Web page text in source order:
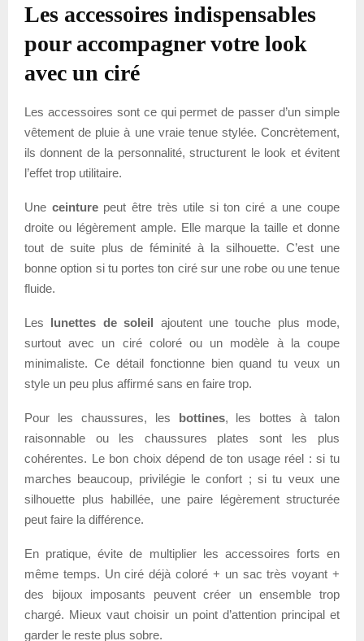
Les accessoires indispensables
pour accompagner votre look
avec un ciré
Les accessoires sont ce qui permet de passer d’un simple
vêtement de pluie à une vraie tenue stylée. Concrètement,
ils donnent de la personnalité, structurent le look et évitent
l’effet trop utilitaire.
Une ceinturepeut être très utile si ton ciré a une coupe
droite ou légèrement ample. Elle marque la taille et donne
tout de suite plus de féminité à la silhouette. C’est une
bonne option si tu portes ton ciré sur une robe ou une tenue
fluide.
Les lunettes de soleil ajoutent une touche plus mode,
surtout avec un ciré coloré ou un modèle à la coupe
minimaliste. Ce détail fonctionne bien quand tu veux un
style un peu plus affirmé sans en faire trop.
Pour les chaussures, les bottines, les bottes à talon
raisonnable ou les chaussures plates sont les plus
cohérentes. Le bon choix dépend de ton usage réel : si tu
marches beaucoup, privilégie le confort ; si tu veux une
silhouette plus habillée, une paire légèrement structurée
peut faire la différence.
En pratique, évite de multiplier les accessoires forts en
même temps. Un ciré déjà coloré + un sac très voyant +
des bijoux imposants peuvent créer un ensemble trop
chargé. Mieux vaut choisir un point d’attention principal et
garder le reste plus sobre.